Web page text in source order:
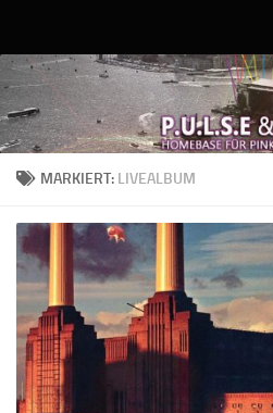
MARKIERT: LIVEALBUM